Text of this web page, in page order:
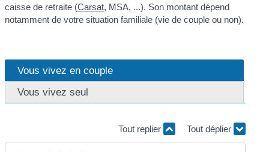
caisse de retraite (Carsat, MSA, ...). Son montant dépend
notamment de votre situation familiale (vie de couple ou non).
Vous vivez en couple
Vous vivez seul
Tout replier Tout déplier